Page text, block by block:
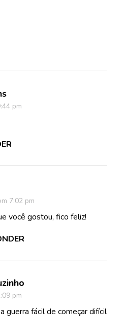
pm
7:02 pm
você gostou, fico feliz!
pm
guerra fácil de começar difícil